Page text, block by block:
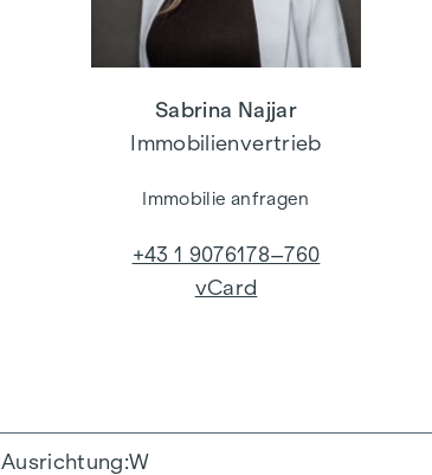
Ausrichtung W
Sabrina Najjar
Immobilienvertrieb
Immobilie anfragen
+43 1 9076178–760
vCard